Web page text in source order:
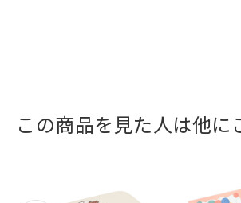
この商品を見た人は他に